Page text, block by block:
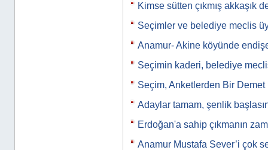
Kimse sütten çıkmış akkaşık
Seçimler ve belediye meclis
Anamur- Akine köyünde
Seçimin kaderi, belediye
Seçim, Anketlerden Bir Demet
Adaylar tamam, şenlik
Erdoğan'a sahip çıkmanın
Anamur Mustafa Sever’i çok